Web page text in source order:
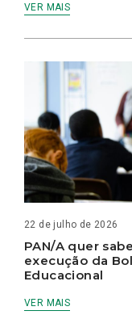
VER MAIS
22 de julho de 2026
PAN/A quer
execução da
Educacional
VER MAIS